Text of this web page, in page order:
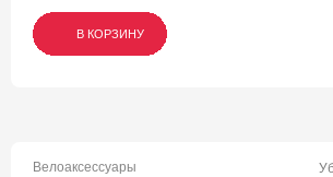
В КОРЗИНУ
В КОРЗИНУ
В КОРЗИНУ
Велоаксессуары